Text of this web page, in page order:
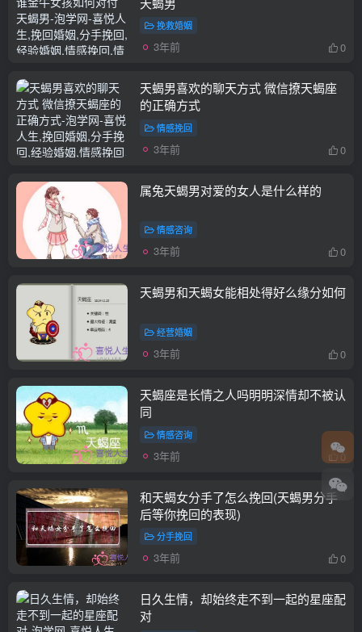
挽救婚姻
3年前 0
天蝎男喜欢的聊天方式 微信撩天蝎座
的正确方式
情感挽回
3年前 0
属兔天蝎男对爱的女人是什么样的
情感咨询
3年前 0
天蝎男和天蝎女能相处得好么缘分如何
经营婚姻
3年前 0
天蝎座是长情之人吗明明深情却不被认
同
情感咨询
3年前 0
和天蝎女分手了怎么挽回(天蝎男分手
后等你挽回的表现)
分手挽回
3年前 0
日久生情，却始终走不到一起的星座配
对